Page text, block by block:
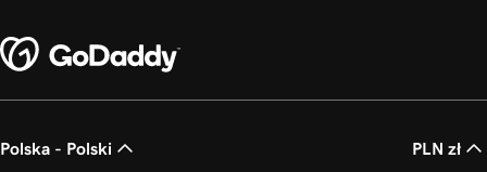
Polska - Polski PLN zł